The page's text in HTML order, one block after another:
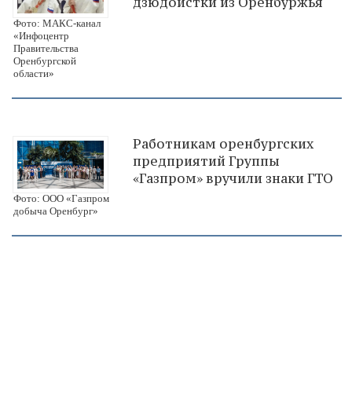
Фото: МАКС-канал
«Инфоцентр
Правительства
Оренбургской
области»
Фото: ООО «Газпром
добыча Оренбург»
Работникам оренбургских
предприятий Группы
«Газпром» вручили знаки ГТО